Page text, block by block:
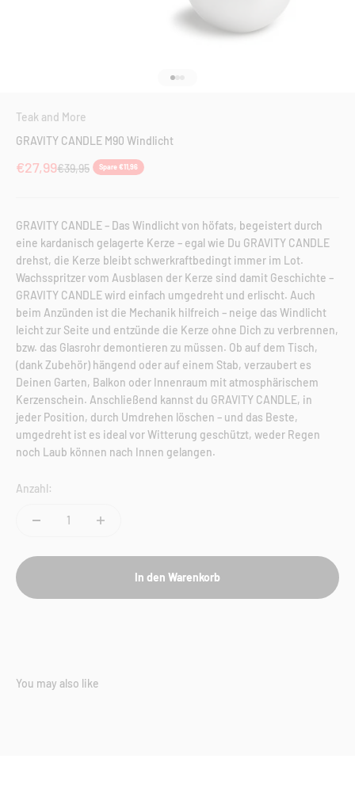
Teak and More
GRAVITY CANDLE M90 Windlicht
Angebot
€27,99Regulärer Preis
€39,95 Spare €11,96
GRAVITY CANDLE – Das Windlicht von höfats, begeistert durch
eine kardanisch gelagerte Kerze – egal wie Du GRAVITY CANDLE
drehst, die Kerze bleibt schwerkraftbedingt immer im Lot.
Wachsspritzer vom Ausblasen der Kerze sind damit Geschichte –
GRAVITY CANDLE wird einfach umgedreht und erlischt. Auch
beim Anzünden ist die Mechanik hilfreich – neige das Windlicht
leicht zur Seite und entzünde die Kerze ohne Dich zu verbrennen,
bzw. das Glasrohr demontieren zu müssen. Ob auf dem Tisch,
(dank Zubehör) hängend oder auf einem Stab, verzaubert es
Deinen Garten, Balkon oder Innenraum mit atmosphärischem
Kerzenschein. Anschließend kannst du GRAVITY CANDLE, in
jeder Position, durch Umdrehen löschen – und das Beste,
umgedreht ist es ideal vor Witterung geschützt, weder Regen
noch Laub können nach Innen gelangen.
Anzahl:
In den Warenkorb
You may also like